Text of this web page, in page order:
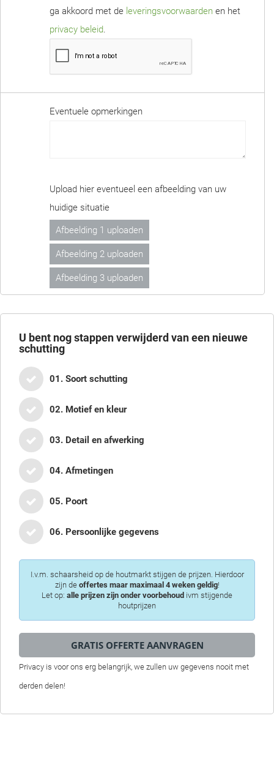
ga akkoord met de leveringsvoorwaarden en het
privacy beleid.
Eventuele opmerkingen
Upload hier eventueel een afbeelding van uw
huidige situatie
Afbeelding 1 uploaden
Afbeelding 2 uploaden
Afbeelding 3 uploaden
U bent nogstappen verwijderd van een nieuwe
schutting
01. Soort schutting
02. Motief en kleur
03. Detail en afwerking
04. Afmetingen
05. Poort
06. Persoonlijke gegevens
I.v.m. schaarsheid op de houtmarkt stijgen de prijzen. Hierdoor
zijn de offertes maar maximaal 4 weken geldig!
Let op: alle prijzen zijn onder voorbehoud ivm stijgende
houtprijzen
Privacy is voor ons erg belangrijk, we zullen uw gegevens nooit met
derden delen!